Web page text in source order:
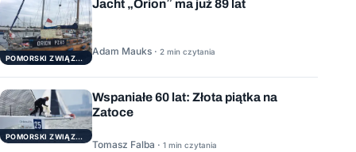
POMORSKI ZWIĄZEK ŻEGLARSKI
Jacht „Orion” ma już 89 lat
Adam Mauks · 2 min czytania
POMORSKI ZWIĄZEK ŻEGLARSKI
Wspaniałe 60 lat: Złota piątka na
Zatoce
Tomasz Falba · 1 min czytania